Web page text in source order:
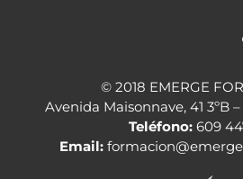
© 2018 EMERGE
Avenida Maisonnave, 41 3ºB
Teléfono: 609
Email: